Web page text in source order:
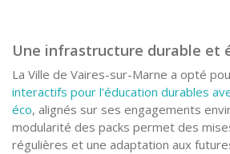
Une infrastructure durable et
La Ville de Vaires-sur-Marne a opté
interactifs pour l’éducation durables
éco, alignés sur ses engagements
modularité des packs permet des
régulières et une adaptation aux